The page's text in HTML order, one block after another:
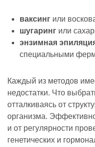
ваксинг или
шугаринг или
энзимная
специальными
Каждый из методов
недостатки. Что
отталкиваясь от
организма.
и от регулярности
генетических и